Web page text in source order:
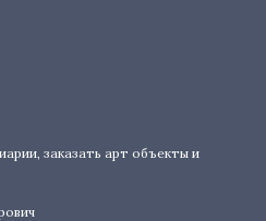
заказать арт объекты и